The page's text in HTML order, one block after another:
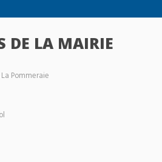
DE LA MAIRIE
Pommeraie